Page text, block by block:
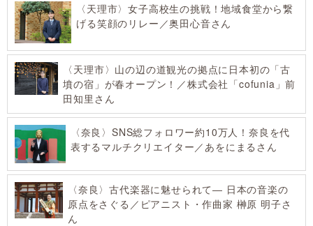
〈天理市〉女子高校生の挑戦！地域食堂から繋
げる笑顔のリレー／奥田心音さん
〈天理市〉山の辺の道観光の拠点に日本初の「古
墳の宿」が春オープン！／株式会社「cofunia」前
田知里さん
〈奈良〉SNS総フォロワー約10万人！奈良を代
表するマルチクリエイター／あをにまるさん
〈奈良〉古代楽器に魅せられて― 日本の音楽の
原点をさぐる／ピアニスト・作曲家 榊原 明子さ
ん